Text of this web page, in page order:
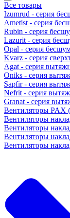
Все товары
Izumrud - серия
Ametist - серия
Rubin - серия
Lazurit - серия
Opal - серия
Kvarz - серия
Agat - серия
Oniks - серия
Sapfir - серия
Nefrit - серия
Granat - серия
Вентиляторы PAX
Вентиляторы
Вентиляторы
Вентиляторы
Вентиляторы